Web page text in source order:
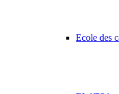
Ecole des